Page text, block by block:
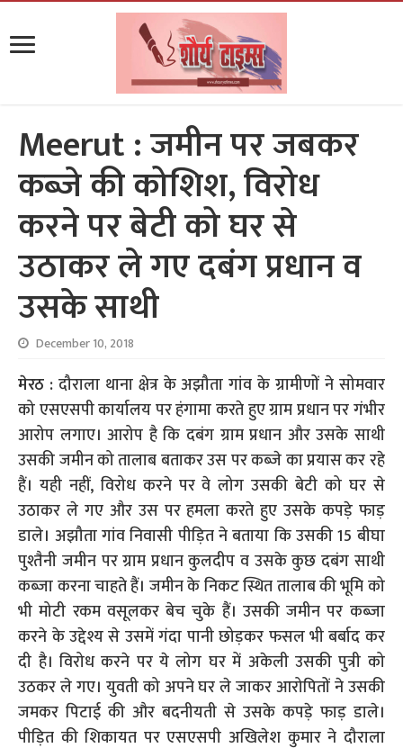
Meerut : जमीन पर जबकर
कब्जे की कोशिश, विरोध
करने पर बेटी को घर से
उठाकर ले गए दबंग प्रधान व
उसके साथी
December 10, 2018
मेरठ : दौराला थाना क्षेत्र के अझौता गांव के ग्रामीणों ने सोमवार
को एसएसपी कार्यालय पर हंगामा करते हुए ग्राम प्रधान पर गंभीर
आरोप लगाए। आरोप है कि दबंग ग्राम प्रधान और उसके साथी
उसकी जमीन को तालाब बताकर उस पर कब्जे का प्रयास कर रहे
हैं। यही नहीं, विरोध करने पर वे लोग उसकी बेटी को घर से
उठाकर ले गए और उस पर हमला करते हुए उसके कपड़े फाड़
डाले। अझौता गांव निवासी पीड़ित ने बताया कि उसकी 15 बीघा
पुश्तैनी जमीन पर ग्राम प्रधान कुलदीप व उसके कुछ दबंग साथी
कब्जा करना चाहते हैं। जमीन के निकट स्थित तालाब की भूमि को
भी मोटी रकम वसूलकर बेच चुके हैं। उसकी जमीन पर कब्जा
करने के उद्देश्य से उसमें गंदा पानी छोड़कर फसल भी बर्बाद कर
दी है। विरोध करने पर ये लोग घर में अकेली उसकी पुत्री को
उठकर ले गए। युवती को अपने घर ले जाकर आरोपितों ने उसकी
जमकर पिटाई की और बदनीयती से उसके कपड़े फाड़ डाले।
पीड़ित की शिकायत पर एसएसपी अखिलेश कुमार ने दौराला